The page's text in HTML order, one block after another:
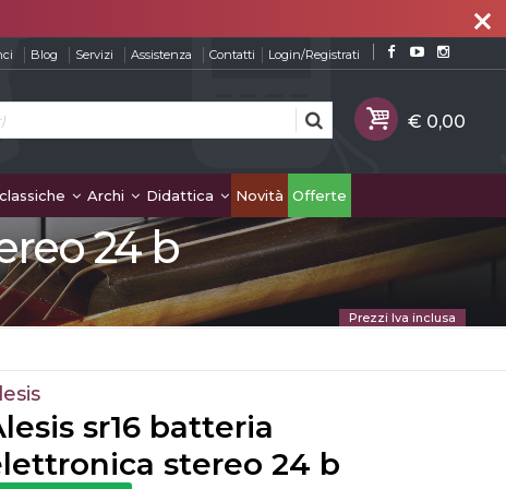
close
Blog Servizi Assistenza Contatti Login/Registrati
Archi Didattica Novità Offerte
24 b
Prezzi Iva inclusa
sr16 batteria
stereo 24 b